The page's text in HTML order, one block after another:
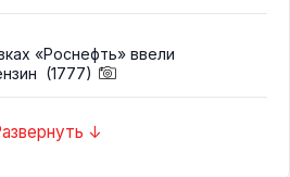
«Роснефть» ввели
(1777)
↓